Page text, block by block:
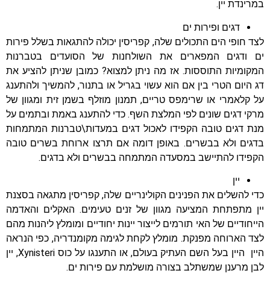
במרינדת יין.
דגים ופירות ים
לצד חופי הים התכולים שלה, קפריסין יכולה להתגאות בשלל פירות
ים ודגים המפארים את השולחנות של הסועדים בטברנות
המקומיות התוססות. אז מה ניתן למצוא? כמובן שניתן להציע את
דג היום הטרי בין אם הוא עשוי בגריל או בתנור, להמשיך ולהתענג
על קלאמרי או שרימפס טריים, תמנון מוזלף בשמן זית ומגוון של
מרקי דגים שונים לפי המלצת השף. כדי להתענג באמת ובתמים על
מנת דגים טובה הקפידו לאכול דגים במעדות\טברנות המתמחות
בדגים ולא בבשרים. באופן דומה אם תרצו ארוחת בשרים טובה
הקפידו להתיישב במסעדה המתמחה בבשרים ולא בדגים.
יין
כדי להשלים את הפנינים הקולינריים שלה, קפריסין מתגאה בסצנת
יין מתפתחת המציעה מגוון של זנים טעימים. האקלים והאדמה
הייחודיים של האי תורמים לייצור יינות יחודיים ומומלץ ליהנות מהם
לצד הארוחה מפנקת. מומלץ לקחת לגימה מקומנדריה, כפי הנראה
היין היין בעל השם העתיק בעולם, או התענגו על כוס Xynisteri, יין
לבן מרענן שמשתלב בצורה מושלמת עם פירות ים.